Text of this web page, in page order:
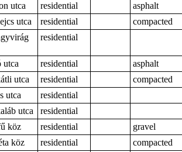
utca residential
asphalt
utca residential
compacted
residential
utca residential
asphalt
utca residential
compacted
utca
residential
utca
residential
köz residential
gravel
köz residential
compacted